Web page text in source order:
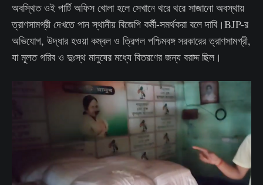
অবস্থিত ওই পার্টি অফিস খোলা হলে সেখানে থরে থরে সাজানো অবস্থায়
ত্রাণসামগ্রী দেখতে পান স্থানীয় বিজেপি কর্মী-সমর্থকরা বলে দাবি।BJP-র
অভিযোগ, উদ্ধার হওয়া কম্বল ও ত্রিপল পশ্চিমবঙ্গ সরকারের ত্রাণসামগ্রী,
যা মূলত গরিব ও দুঃস্থ মানুষের মধ্যে বিতরণের জন্য বরাদ্দ ছিল।